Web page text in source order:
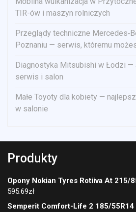
TIR-ów i maszyn rolniczych
Przeglądy techniczne
Poznaniu — serwis, któremu
Diagnostyka Mitsubishi w Łodzi —
serwis i salon
Małe Toyoty dla kobiety —
w salonie
Produkty
Opony Nokian Tyres Rotiiva At 215/
595.69zł
Semperit Comfort-Life 2 185/55R14